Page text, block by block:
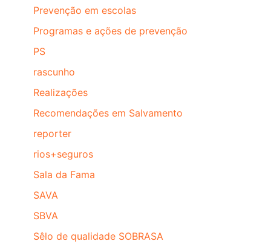
Prevenção em escolas
Programas e ações de prevenção
PS
rascunho
Realizações
Recomendações em Salvamento
reporter
rios+seguros
Sala da Fama
SAVA
SBVA
Sêlo de qualidade SOBRASA